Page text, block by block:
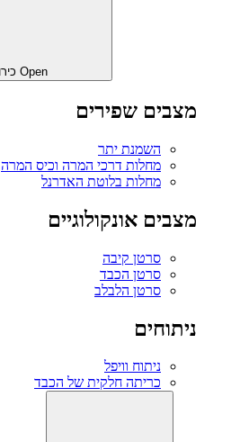
Open כירורגיה כללית
מצבים שפירים
השמנת יתר
מחלות דרכי המרה וכיס המרה
מחלות בלוטת האדרנל
מצבים אונקולוגיים
סרטן קיבה
סרטן הכבד
סרטן הלבלב
ניתוחים
ניתוח וויפל
כריתה חלקית של הכבד